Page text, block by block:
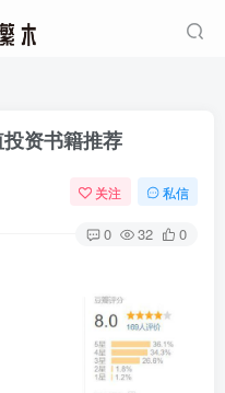
资书籍推荐
关注 私信
0 32 0